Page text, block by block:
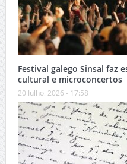
Festival galego Sinsal faz
cultural e microconcertos
20 Julho, 2026 - 17:58